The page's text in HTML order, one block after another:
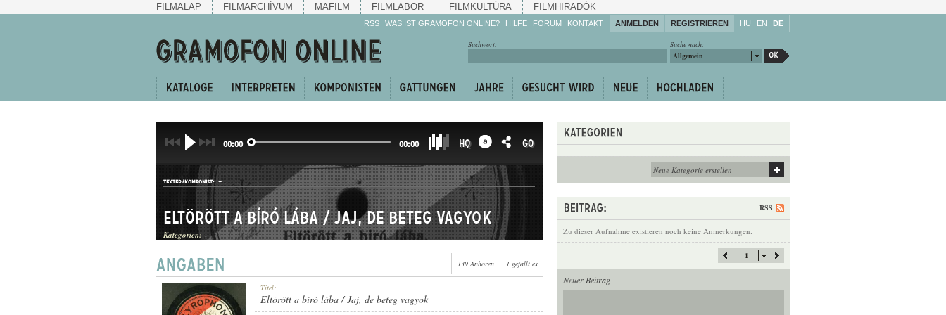
FILMALAP FILMARCHÍVUM MAFILM FILMLABOR FILMKULTÚRA FILMHIRADÓK
RSS WAS IST GRAMOFON ONLINE? HILFE
Machen Sie mit!
weiter!
FORUM KONTAKT ANMELDEN REGISTRIEREN HU EN DE
Suche nach:
Allgemein
Suchwort:
RSS
Zu dieser Aufnahme existieren noch keine Anmerkungen.
1
Neuer Beitrag
00:00 00:00 HQ GO
TEXTER/KOMPONIST: -
CSÁRDÁSEGYVELEG
Eltörött a bíró lába / Jaj, de beteg vagyok
Kategorien: -
139 Anhören 1 gefällt es
Titel:
Eltörött a bíró lába / Jaj, de beteg vagyok